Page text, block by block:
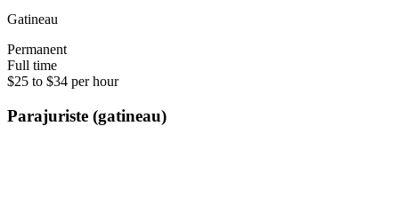
Gatineau
Permanent
Full time
$25 to $34 per hour
Parajuriste (gatineau)